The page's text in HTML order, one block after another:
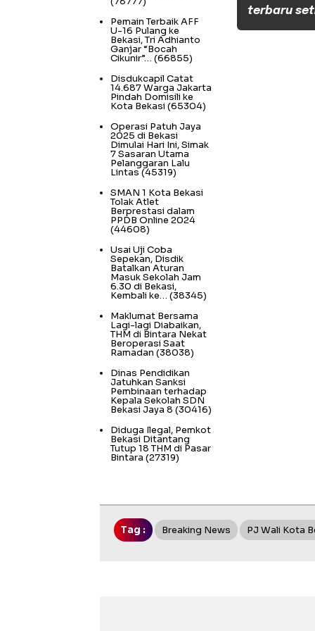
terbaru
Pemain Terbaik AFF
U-16 Pulang ke
Bekasi, Tri Adhianto
Ganjar “Bocah
Cikunir”… (66855)
Disdukcapil Catat
14.687 Warga Jakarta
Pindah Domisili ke
Kota Bekasi (65304)
Operasi Patuh Jaya
2025 di Bekasi
Dimulai Hari Ini, Simak
7 Sasaran Utama
Pelanggaran Lalu
Lintas(45319)
SMAN 1 Kota Bekasi
Tolak Atlet
Berprestasi dalam
PPDB Online 2024
(44608)
Usai Uji Coba
Sepekan, Disdik
Batalkan Aturan
Masuk Sekolah Jam
6.30 di Bekasi,
Kembali ke… (38345)
Maklumat Bersama
Lagi-lagi Diabaikan,
THM di Bintara Nekat
Beroperasi Saat
Ramadan (38038)
Dinas Pendidikan
Jatuhkan Sanksi
Pembinaan terhadap
Kepala Sekolah SDN
Bekasi Jaya 8 (30416)
Diduga Ilegal, Pemkot
Bekasi Ditantang
Tutup 18 THM di Pasar
Bintara (27319)
Tag : Breaking News PJ Wali Kota